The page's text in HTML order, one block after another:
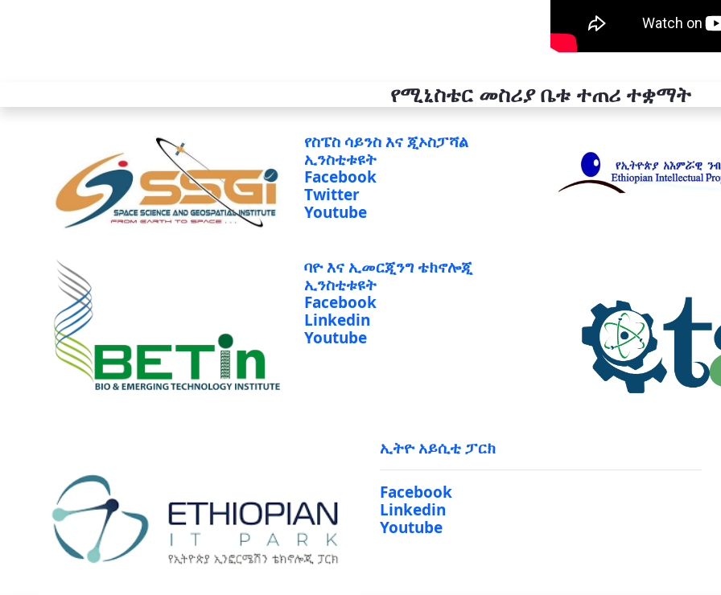
የሚኒስቴር መስሪያ ቤቱ ተጠሪ ተቋማት
የስፔስ ሳይንስ እና ጂኦስፓሻል
ኢንስቲቱዩት
Facebook
Twitter
Youtube
ባዮ እና ኢመርጂንግ ቴክኖሎጂ
ኢንስቲቱዩት
Facebook
Linkedin
Youtube
ኢትዮ አይሲቲ ፓርክ
Facebook
Linkedin
Youtube